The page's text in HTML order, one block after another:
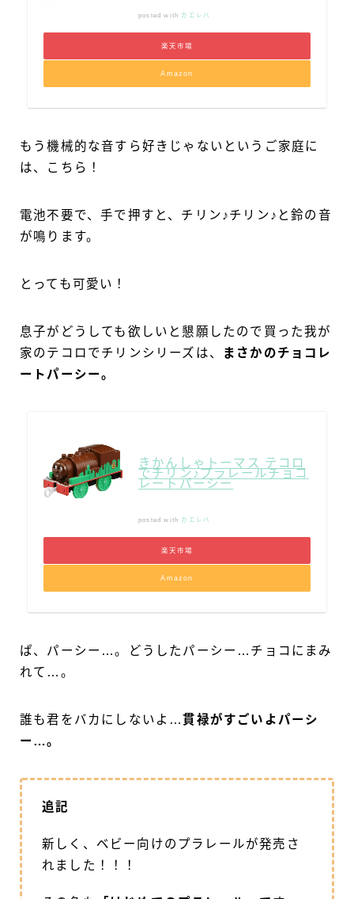
posted with カエレバ
楽天市場
Amazon
もう機械的な音すら好きじゃないというご家庭に
は、こちら！
電池不要で、手で押すと、チリン♪チリン♪と鈴の音
が鳴ります。
とっても可愛い！
息子がどうしても欲しいと懇願したので買った我が
家のテコロでチリンシリーズは、
まさかのチョコレ
ートパーシー。
きかんしゃトーマス テコロ
でチリン♪プラレールチョコ
レートパーシー
posted with カエレバ
楽天市場
Amazon
ぱ、パーシー…。どうしたパーシー…チョコにまみ
れて…。
誰も君をバカにしないよ…貫禄がすごいよパーシ
ー…。
追記
新しく、ベビー向けのプラレールが発売さ
れました！！！